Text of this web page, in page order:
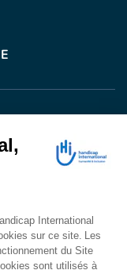
ont
de réadaptation.